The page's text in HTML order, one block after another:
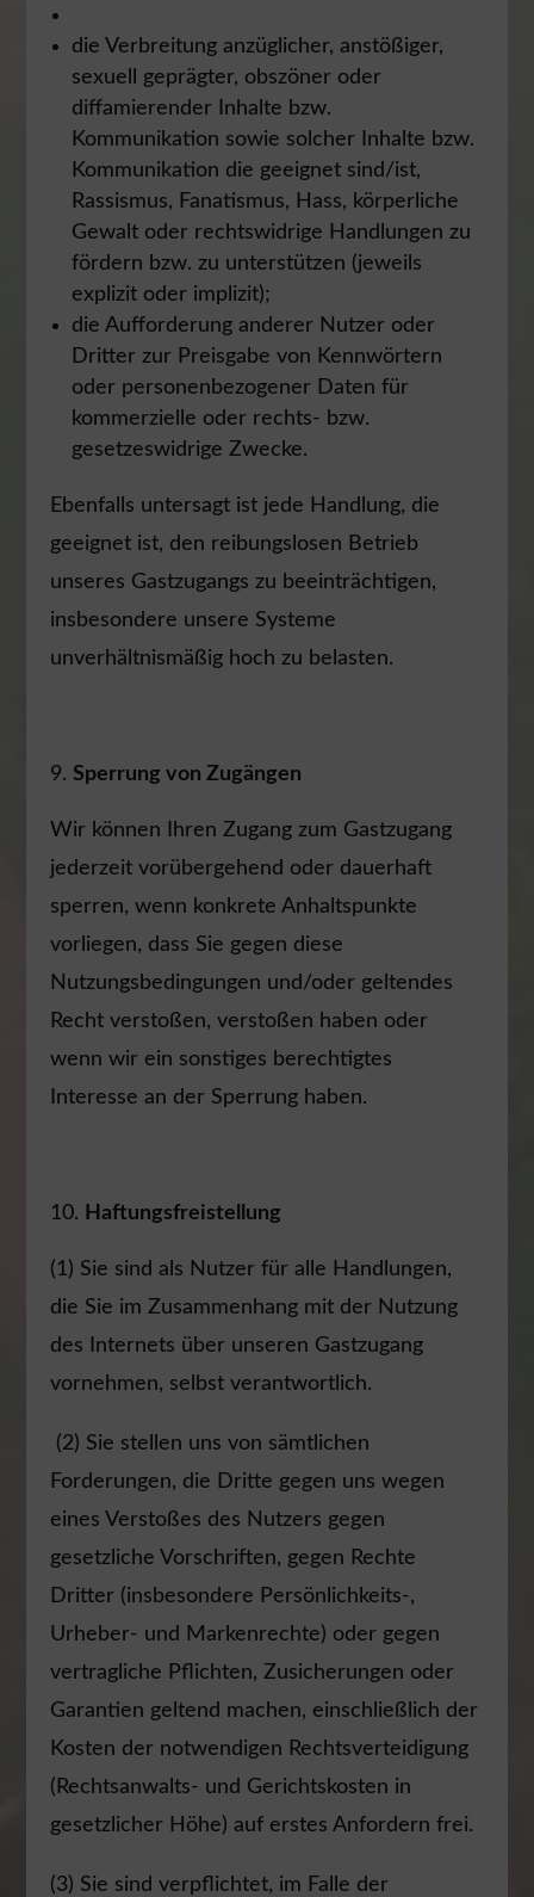
die Verbreitung anzüglicher, anstößiger,
sexuell geprägter, obszöner oder
diffamierender Inhalte bzw.
Kommunikation sowie solcher Inhalte bzw.
Kommunikation die geeignet sind/ist,
Rassismus, Fanatismus, Hass, körperliche
Gewalt oder rechtswidrige Handlungen zu
fördern bzw. zu unterstützen (jeweils
explizit oder implizit);
die Aufforderung anderer Nutzer oder
Dritter zur Preisgabe von Kennwörtern
oder personenbezogener Daten für
kommerzielle oder rechts- bzw.
gesetzeswidrige Zwecke.
Ebenfalls untersagt ist jede Handlung, die
geeignet ist, den reibungslosen Betrieb
unseres Gastzugangs zu beeinträchtigen,
insbesondere unsere Systeme
unverhältnismäßig hoch zu belasten.
Sperrung von Zugängen
Wir können Ihren Zugang zum Gastzugang
jederzeit vorübergehend oder dauerhaft
sperren, wenn konkrete Anhaltspunkte
vorliegen, dass Sie gegen diese
Nutzungsbedingungen und/oder geltendes
Recht verstoßen, verstoßen haben oder
wenn wir ein sonstiges berechtigtes
Interesse an der Sperrung haben.
Haftungsfreistellung
(1) Sie sind als Nutzer für alle Handlungen,
die Sie im Zusammenhang mit der Nutzung
des Internets über unseren Gastzugang
vornehmen, selbst verantwortlich.
(2) Sie stellen uns von sämtlichen
Forderungen, die Dritte gegen uns wegen
eines Verstoßes des Nutzers gegen
gesetzliche Vorschriften, gegen Rechte
Dritter (insbesondere Persönlichkeits-,
Urheber- und Markenrechte) oder gegen
vertragliche Pflichten, Zusicherungen oder
Garantien geltend machen, einschließlich der
Kosten der notwendigen Rechtsverteidigung
(Rechtsanwalts- und Gerichtskosten in
gesetzlicher Höhe) auf erstes Anfordern frei.
(3) Sie sind verpflichtet, im Falle der